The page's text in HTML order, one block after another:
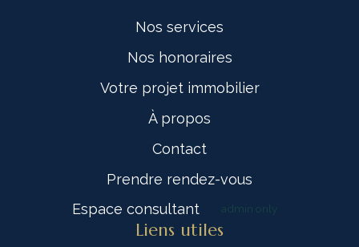
Nos services
Nos honoraires
Votre projet immobilier
À propos
Contact
Prendre rendez-vous
Espace consultant
admin only
Liens utiles